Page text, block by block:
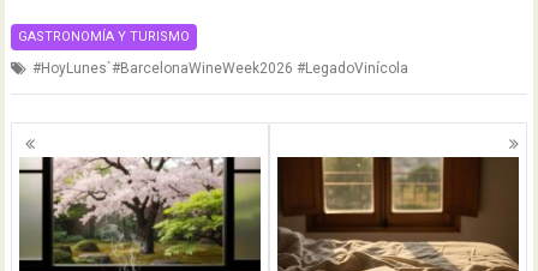
GASTRONOMÍA Y TURISMO
#HoyLunes`#BarcelonaWineWeek2026 #LegadoVinícola
Navegación
de
entradas